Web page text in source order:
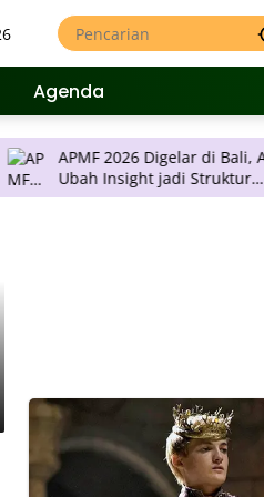
Agenda
2026 Digelar di Bali, Agendanya
Insight jadi Struktur
Keputusan